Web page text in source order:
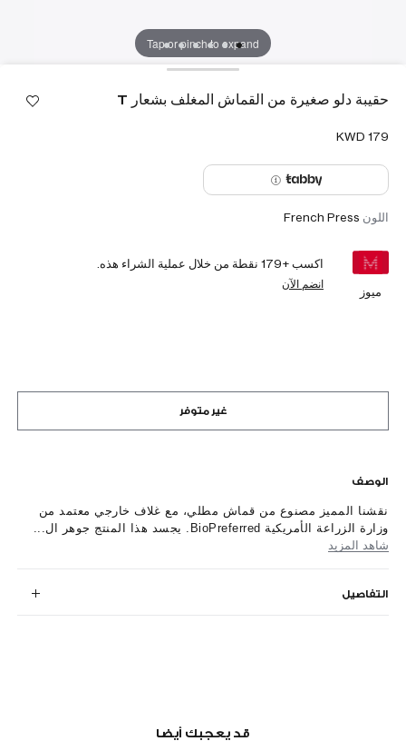
Tap or pinch to expand
حقيبة دلو صغيرة من القماش المغلف بشعار T
اللون French Press
ميوز
اكسب +179 نقطة من خلال عملية الشراء هذه.
انضم الآن
غير متوفر
الوصف
نقشنا المميز مصنوع من قماش مطلي، مع غلاف خارجي معتمد من
وزارة الزراعة الأمريكية BioPreferred. يجسد هذا المنتج جوهر ال...
شاهد المزيد
التفاصيل
قد يعجبك أيضا